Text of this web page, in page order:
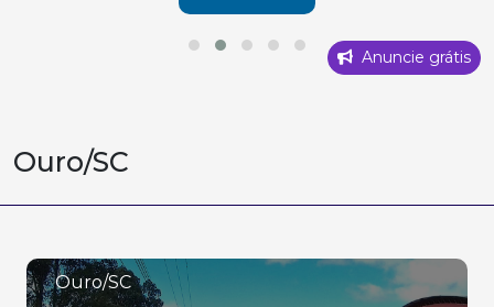
Anuncie grátis
Ouro/SC
Ouro/SC